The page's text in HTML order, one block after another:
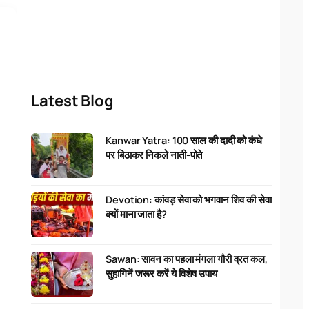
Latest Blog
Kanwar Yatra: 100 साल की दादी को कंधे
पर बिठाकर निकले नाती-पोते
Devotion: कांवड़ सेवा को भगवान शिव की सेवा
क्यों माना जाता है?
Sawan: सावन का पहला मंगला गौरी व्रत कल,
सुहागिनें जरूर करें ये विशेष उपाय